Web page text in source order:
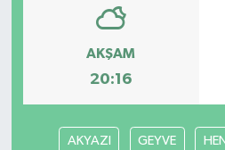
AKŞAM
20:16
AKYAZI GEYVE
Bilim, Teknoloji